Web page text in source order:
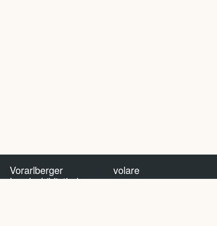
Vorarlberger
Landesbibliothek
volare